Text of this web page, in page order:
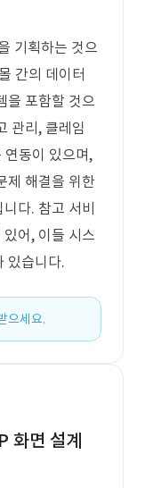
기획하는 것으
간의 데이터
을 포함할 것으
관리, 클레임
동이 있으며,
제 해결을 위한
다. 참고 서비
어, 이들 시스
있습니다.
으세요.
화면 설계